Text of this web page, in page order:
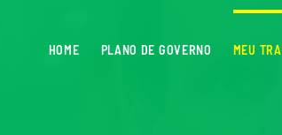
HOME PLANO DE GOVERNO MEU